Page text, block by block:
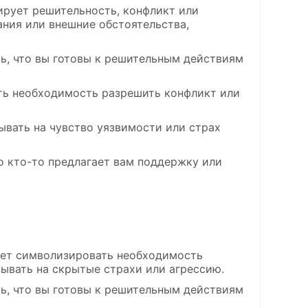
решительность, конфликт или
или внешние обстоятельства,
что вы готовы к решительным действиям
необходимость разрешить конфликт или
на чувство уязвимости или страх
кто-то предлагает вам поддержку или
символизировать необходимость
на скрытые страхи или агрессию.
что вы готовы к решительным действиям